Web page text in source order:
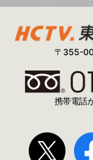
〒355-
携帯電話